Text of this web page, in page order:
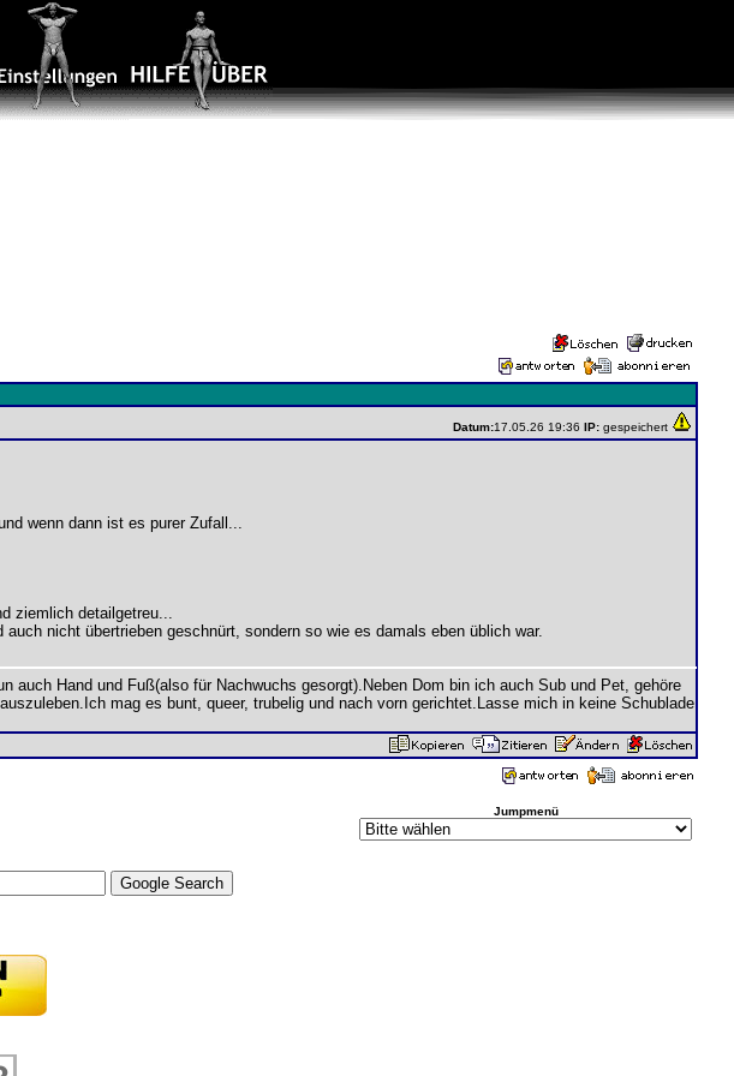
Datum:17.05.26 19:36 IP: gespeichert
wenn dann ist es purer Zufall...
ziemlich detailgetreu...
nicht übertrieben geschnürt, sondern so wie es damals eben üblich war.
Hand und Fuß(also für Nachwuchs gesorgt).Neben Dom bin ich auch Sub und Pet, gehöre
mag es bunt, queer, trubelig und nach vorn gerichtet.Lasse mich in keine Schublade
Jumpmenü